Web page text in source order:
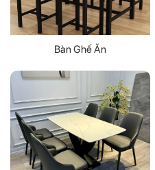
Bàn Ghế Ăn